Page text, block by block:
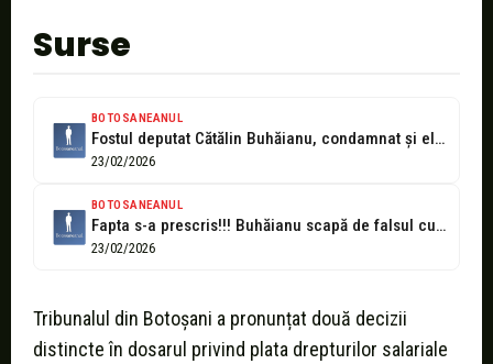
Surse
BOTOSANEANUL
Fostul deputat Cătălin Buhăianu, condamnat și el alături de primar la 2...
23/02/2026
BOTOSANEANUL
Fapta s-a prescris!!! Buhăianu scapă de falsul cu salariile dar dă banii...
23/02/2026
Tribunalul din Botoșani a pronunțat două decizii
distincte în dosarul privind plata drepturilor salariale